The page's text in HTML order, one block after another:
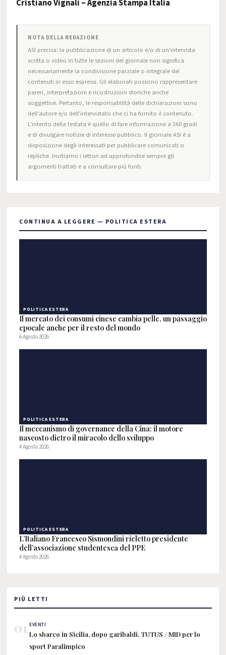
Cristiano Vignali – Agenzia Stampa Italia
NOTA DELLA REDAZIONE
ASI precisa: la pubblicazione di un articolo e/o di un'intervista
scritta o video in tutte le sezioni del giornale non significa
necessariamente la condivisione parziale o integrale dei
contenuti in esso espressi. Gli elaborati possono rappresentare
pareri, interpretazioni e ricostruzioni storiche anche
soggettive. Pertanto, le responsabilità delle dichiarazioni sono
dell'autore e/o dell'intervistato che ci ha fornito il contenuto.
L'intento della testata è quello di fare informazione a 360 gradi
e di divulgare notizie di interesse pubblico. Il giornale ASI è a
disposizione degli interessati per pubblicare comunicati o
repliche. Invitiamo i lettori ad approfondire sempre gli
argomenti trattati e a consultare più fonti.
CONTINUA A LEGGERE — POLITICA ESTERA
POLITICA ESTERA
Il mercato dei consumi cinese cambia pelle, un passaggio
epocale anche per il resto del mondo
6 Agosto 2026
POLITICA ESTERA
Il meccanismo di governance della Cina: il motore
nascosto dietro il miracolo dello sviluppo
4 Agosto 2026
POLITICA ESTERA
L’Italiano Francesco Sismondini rieletto presidente
dell’associazione studentesca del PPE
4 Agosto 2026
PIÙ LETTI
01 EVENTI
Lo sbarco in Sicilia, dopo garibaldi, TUTUS / MID per lo
sport Paralimpico